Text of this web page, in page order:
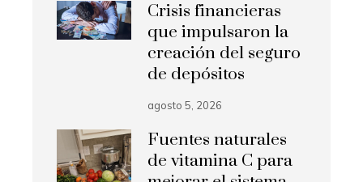
Crisis financieras
que impulsaron la
creación del seguro
de depósitos
agosto 5, 2026
Fuentes naturales
de vitamina C para